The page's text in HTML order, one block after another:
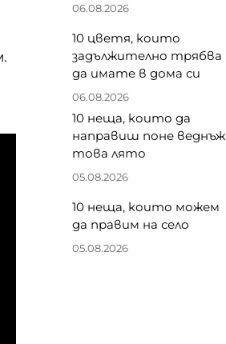
06.08.2026
10 цветя, които
задължително трябва
да имате в дома си
06.08.2026
10 неща, които да
направиш поне веднъж
това лято
05.08.2026
10 неща, които можем
да правим на село
05.08.2026